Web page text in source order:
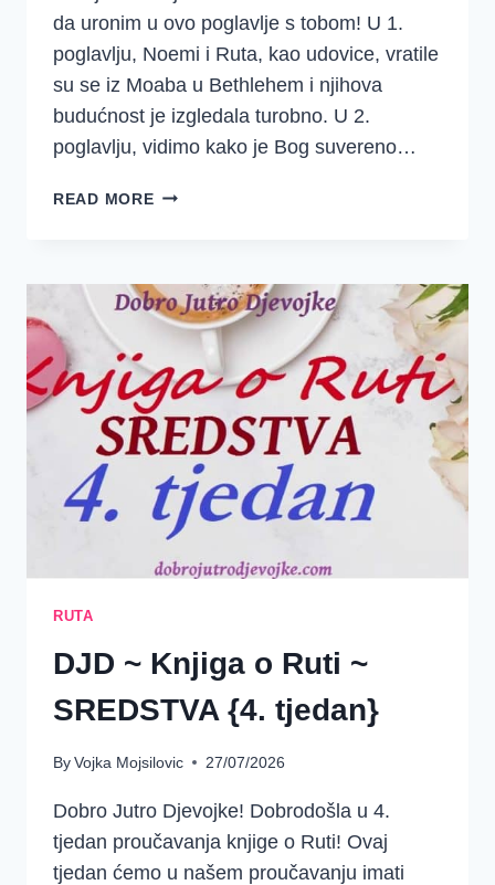
da uronim u ovo poglavlje s tobom! U 1.
poglavlju, Noemi i Ruta, kao udovice, vratile
su se iz Moaba u Bethlehem i njihova
budućnost je izgledala turobno. U 2.
poglavlju, vidimo kako je Bog suvereno…
READ MORE4.
1.
DAN
BOŽJI
PLAN
RUTA
DJD ~ Knjiga o Ruti ~
SREDSTVA {4. tjedan}
ByVojka Mojsilovic 27/07/2026
Dobro Jutro Djevojke! Dobrodošla u 4.
tjedan proučavanja knjige o Ruti! Ovaj
tjedan ćemo u našem proučavanju imati